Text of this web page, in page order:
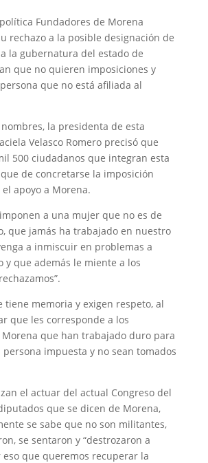
Fundadores de Morena
rechazo a la posible designación de
la gubernatura del estado de
que no quieren imposiciones y
que no está afiliada al
la presidenta de esta
Velasco Romero precisó que
500 ciudadanos que integran esta
de concretarse la imposición
apoyo a Morena.
a una mujer que no es de
que jamás ha trabajado en nuestro
a inmiscuir en problemas a
y que además le miente a los
tiene memoria y exigen respeto, al
que les corresponde a los
que han trabajado duro para
impuesta y no sean tomados
el actuar del actual Congreso del
que se dicen de Morena,
se sabe que no son militantes,
se sentaron y “destrozaron a
eso que queremos recuperar la